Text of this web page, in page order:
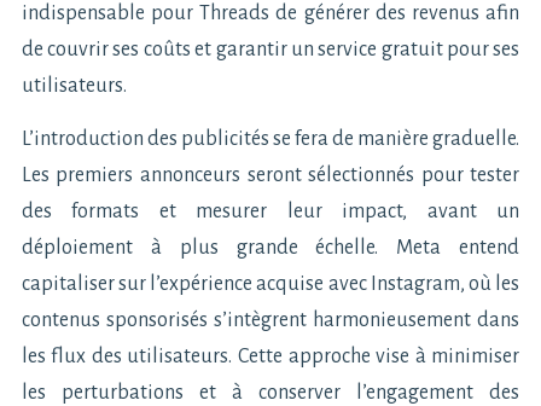
indispensable pour Threads de générer des revenus afin
de couvrir ses coûts et garantir un service gratuit pour ses
utilisateurs.
L’introduction des publicités se fera de manière graduelle.
Les premiers annonceurs seront sélectionnés pour tester
des formats et mesurer leur impact, avant un
déploiement à plus grande échelle. Meta entend
capitaliser sur l’expérience acquise avec Instagram, où les
contenus sponsorisés s’intègrent harmonieusement dans
les flux des utilisateurs. Cette approche vise à minimiser
les perturbations et à conserver l’engagement des